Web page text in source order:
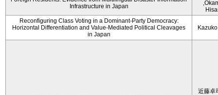
Infrastructure in Japan
Reconfiguring Class Voting in a Dominant-Party Democracy:
Horizontal Differentiation and Value-Mediated Political Cleavages
in Japan
近藤卓